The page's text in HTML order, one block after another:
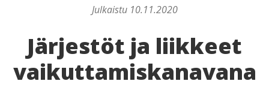
Julkaistu 10.11.2020
Järjestöt ja liikkeet
vaikuttamiskanavana